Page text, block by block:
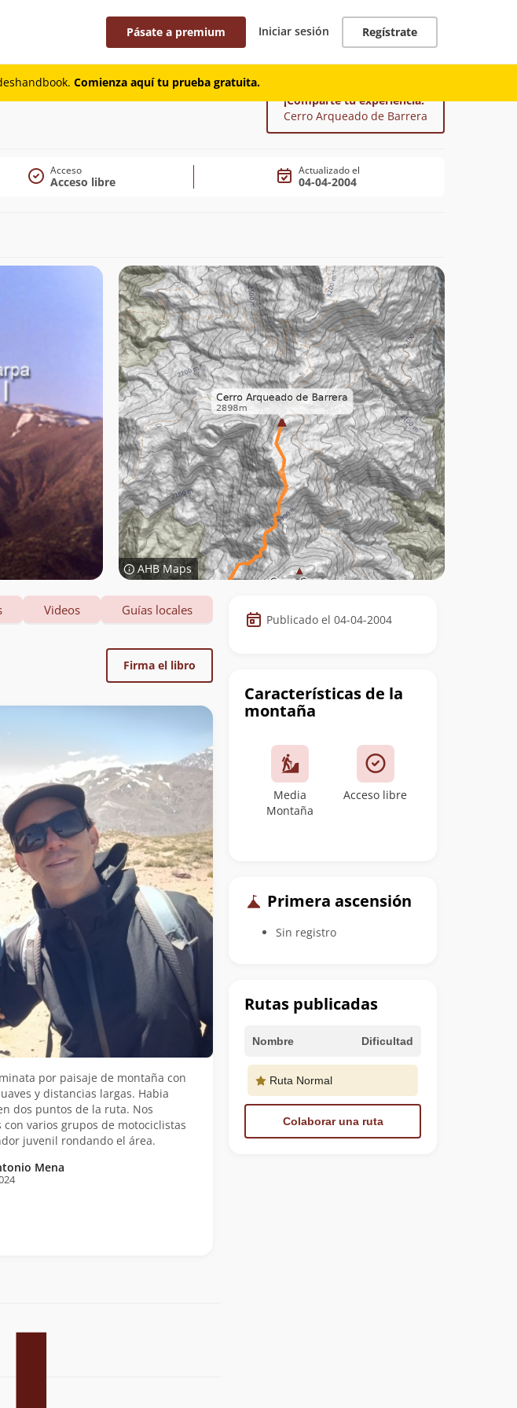
Pásate a premium Iniciar sesión Regístrate
Comienza aquí tu prueba gratuita.
¡Comparte tu experiencia!
Cerro Arqueado de Barrera
Acceso
Acceso libre
Actualizado el
04-04-2004
AHB Maps
Datos
de
cumbre
Publicado el 04-04-2004
Características de la
montaña
Media
Montaña
Acceso libre
Primera ascensión
Sin registro
Rutas publicadas
Nombre Dificultad
Ruta Normal
Colaborar una ruta
Videos Guías locales
Firma el libro
por paisaje de montaña con
y distancias largas. Habia
dos puntos de la ruta. Nos
con varios grupos de motociclistas
juvenil rondando el área.
Mena